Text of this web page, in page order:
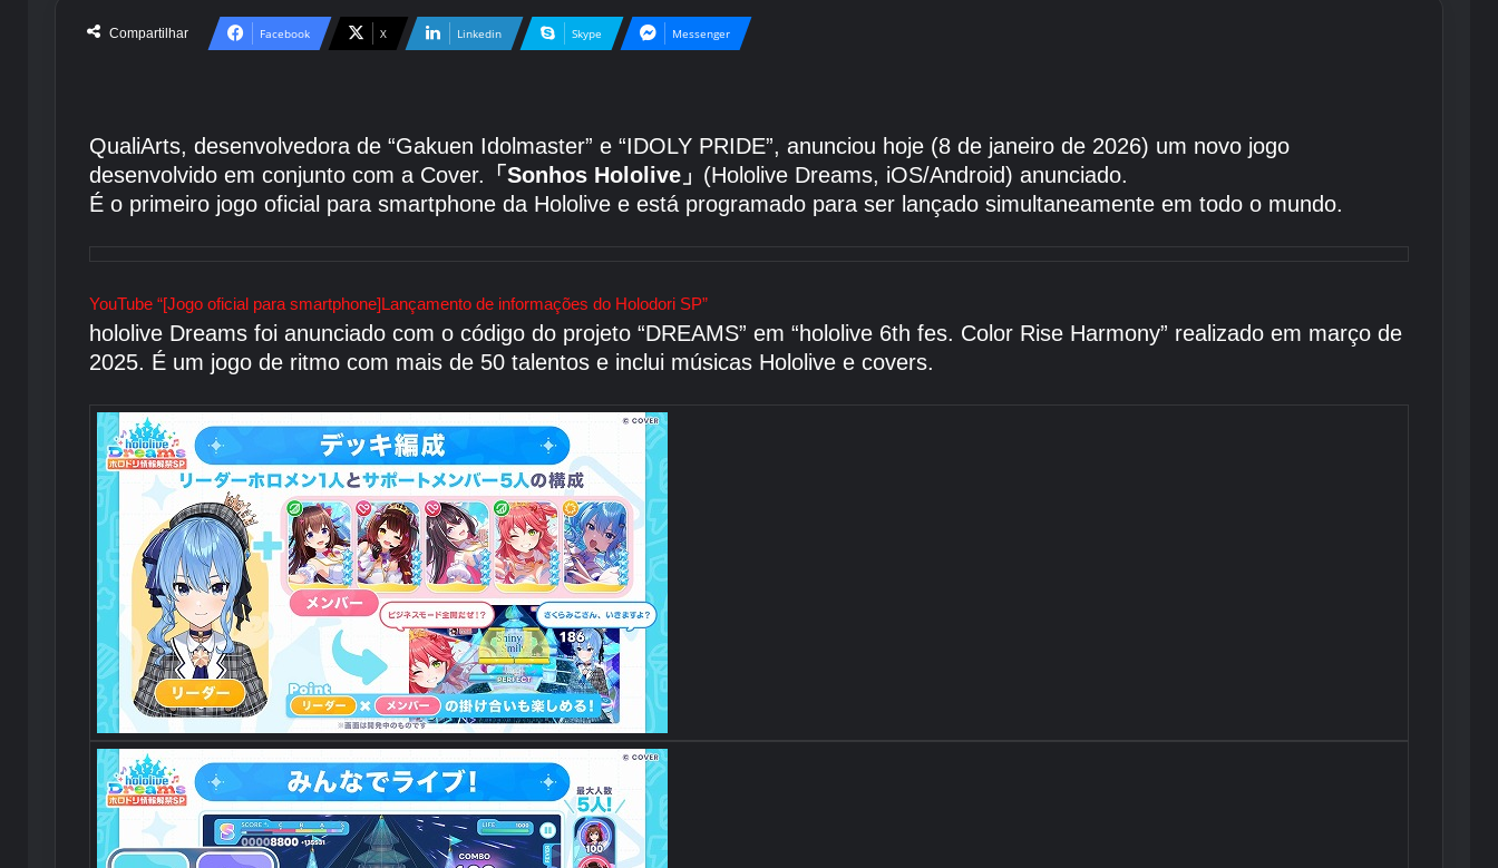
Compartilhar Facebook X Linkedin Skype Messenger
QualiArts, desenvolvedora de “Gakuen Idolmaster” e “IDOLY PRIDE”, anunciou hoje (8 de janeiro de 2026) um novo jogo
desenvolvido em conjunto com a Cover. 「Sonhos Hololive」 (Hololive Dreams, iOS/Android) anunciado.
É o primeiro jogo oficial para smartphone da Hololive e está programado para ser lançado simultaneamente em todo o mundo.
YouTube “[Jogo oficial para smartphone]Lançamento de informações do Holodori SP”
hololive Dreams foi anunciado com o código do projeto “DREAMS” em “hololive 6th fes. Color Rise Harmony” realizado em março de
2025. É um jogo de ritmo com mais de 50 talentos e inclui músicas Hololive e covers.